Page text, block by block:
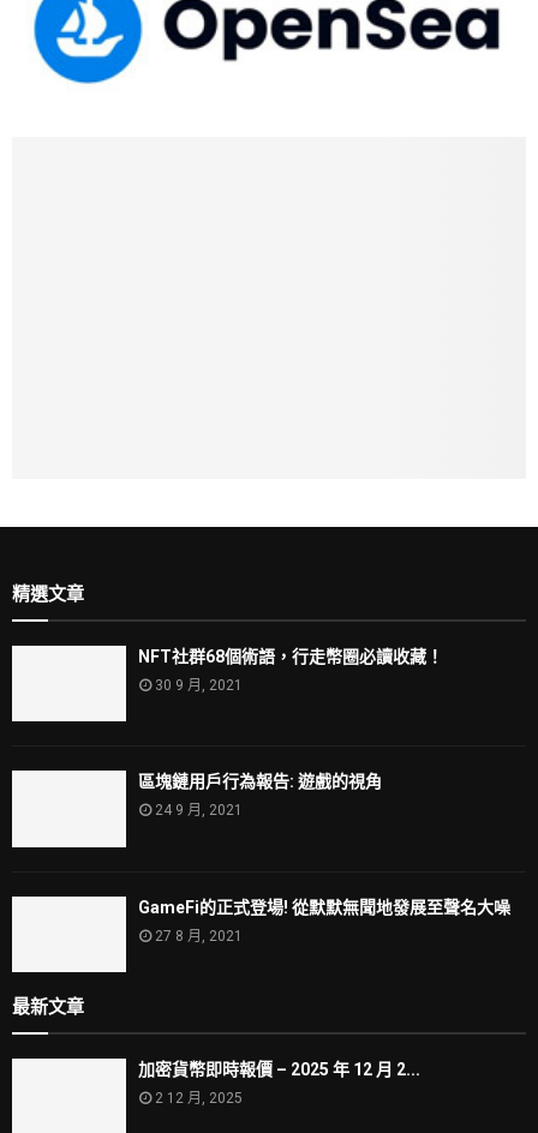
精選文章
NFT社群68個術語，行走幣圈必讀收藏！
30 9 月, 2021
區塊鏈用戶行為報告: 遊戲的視角
24 9 月, 2021
GameFi的正式登場! 從默默無聞地發展至聲名大噪
27 8 月, 2021
最新文章
加密貨幣即時報價 – 2025 年 12 月 2...
2 12 月, 2025